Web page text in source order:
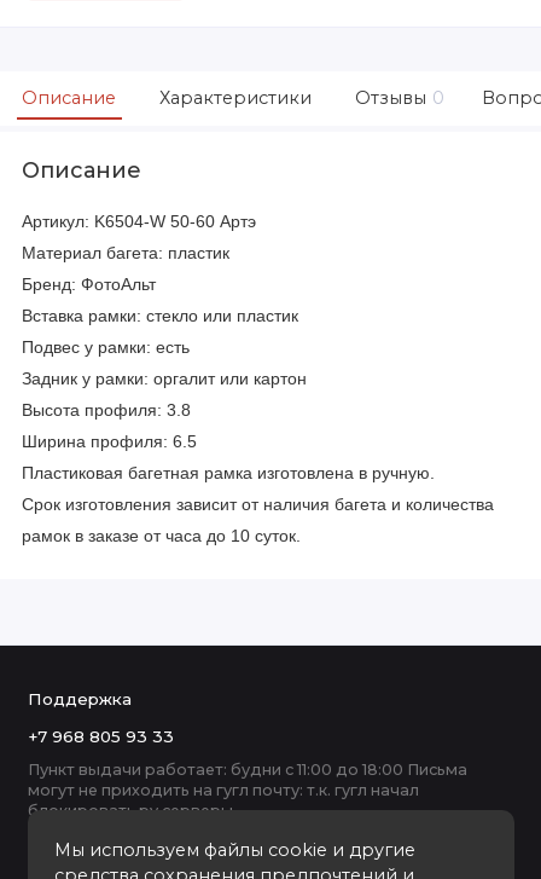
Описание Характеристики Отзывы 0
Описание
Артикул: K6504-W 50-60 Артэ
Материал багета: пластик
Бренд: ФотоАльт
Вставка рамки: стекло или пластик
Подвес у рамки: есть
Задник у рамки: оргалит или картон
Высота профиля: 3.8
Ширина профиля: 6.5
Пластиковая багетная рамка изготовлена в ручную.
Срок изготовления зависит от наличия багета и количества
рамок в заказе от часа до 10 суток.
Мы используем файлы cookie и другие
Поддержка
+7 968 805 93 33
Пункт выдачи работает: будни с 11:00 до 18:00 Письма
могут не приходить на гугл почту: т.к. гугл начал
блокировать ру серверы